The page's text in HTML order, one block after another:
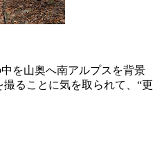
を山奥へ南アルプスを背景
ることに気を取られて、“更